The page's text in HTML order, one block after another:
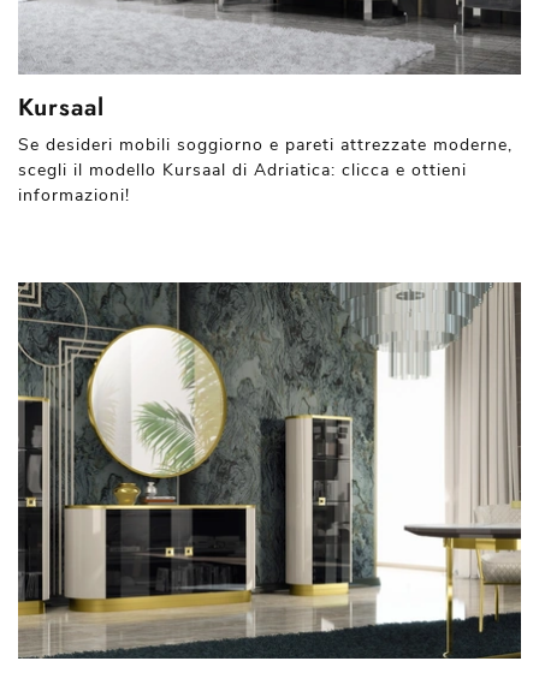
Kursaal
Se desideri mobili soggiorno e pareti attrezzate moderne,
scegli il modello Kursaal di Adriatica: clicca e ottieni
informazioni!